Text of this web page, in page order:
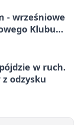
- wrześniowe
Klubu
w ruch.
z odzysku